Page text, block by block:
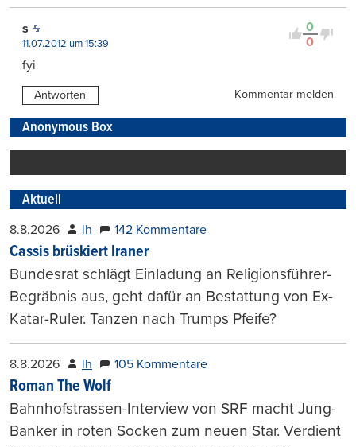
0
0
s
11.07.2012 um 15:39
fyi
Antworten Kommentar melden
Anonymous Box
Aktuell
8.8.2026 lh 142 Kommentare
Cassis brüskiert Iraner
Bundesrat schlägt Einladung an Religionsführer-
Begräbnis aus, geht dafür an Bestattung von Ex-
Katar-Ruler. Tanzen nach Trumps Pfeife?
8.8.2026 lh 105 Kommentare
Roman The Wolf
Bahnhofstrassen-Interview von SRF macht Jung-
Banker in roten Socken zum neuen Star. Verdient